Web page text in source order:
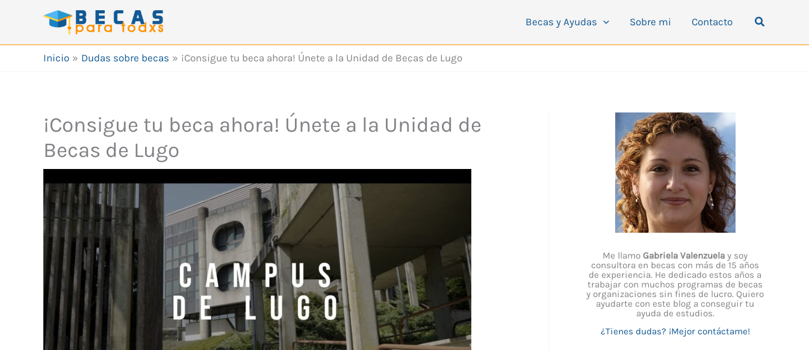
Becas y Ayudas Sobre mi Contacto Buscar
Inicio Dudas sobre becas ¡Consigue tu beca ahora! Únete a la Unidad de Becas de Lugo
¡Consigue tu beca ahora! Únete a la Unidad de
Becas de Lugo
Me llamo Gabriela Valenzuela y soy
consultora en becas con más de 15 años
de experiencia. He dedicado estos años a
trabajar con muchos programas de becas
y organizaciones sin fines de lucro. Quiero
ayudarte con este blog a conseguir tu
ayuda de estudios.
¿Tienes dudas? ¡Mejor contáctame!